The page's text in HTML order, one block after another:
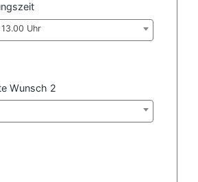
Uhr
Wunsch 2